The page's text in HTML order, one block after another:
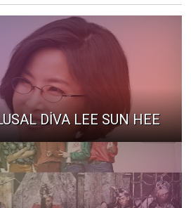
DİVA LEE SUN HEE